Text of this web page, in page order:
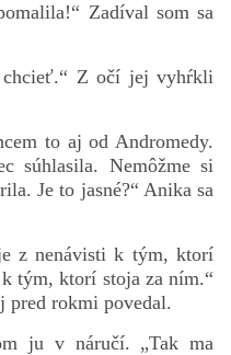
Zadíval som sa
chcieť.“ Z očí jej vyhŕkli
to aj od Andromedy.
súhlasila. Nemôžme si
Je to jasné?“ Anika sa
z nenávisti k tým, ktorí
tým, ktorí stoja za ním.“
pred rokmi povedal.
ju v náručí. „Tak ma